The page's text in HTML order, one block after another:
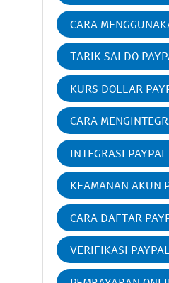
CARA
TARIK SALDO
KURS DOLLAR
CARA
INTEGRASI
KEAMANAN AKUN
CARA DAFTAR
VERIFIKASI PAYPAL